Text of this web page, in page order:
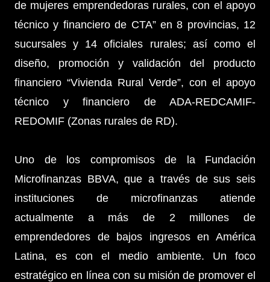
de mujeres emprendedoras rurales, con el apoyo
técnico y financiero de CTA” en 8 provincias, 12
sucursales y 14 oficiales rurales; así como el
diseño, promoción y validación del producto
financiero “Vivienda Rural Verde”, con el apoyo
técnico y financiero de ADA-REDCAMIF-
REDOMIF (Zonas rurales de RD).
Uno de los compromisos de la Fundación
Microfinanzas BBVA, que a través de sus seis
instituciones de microfinanzas atiende
actualmente a más de 2 millones de
emprendedores de bajos ingresos en América
Latina, es con el medio ambiente. Un foco
estratégico en línea con su misión de promover el